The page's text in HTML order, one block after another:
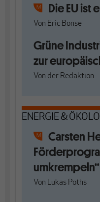
Die EU
Von Eric Bonse
Grüne
zur
Von der Redaktion
ENERGIE &
Carsten
umkrempeln“
Von Lukas Poths